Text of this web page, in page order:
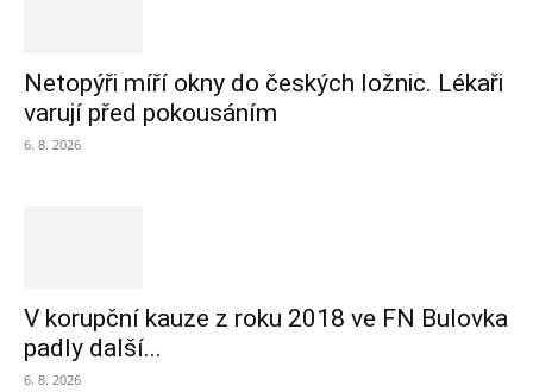
Netopýři míří okny do českých ložnic. Lékaři
varují před pokousáním
6. 8. 2026
V korupční kauze z roku 2018 ve FN Bulovka
padly další...
6. 8. 2026